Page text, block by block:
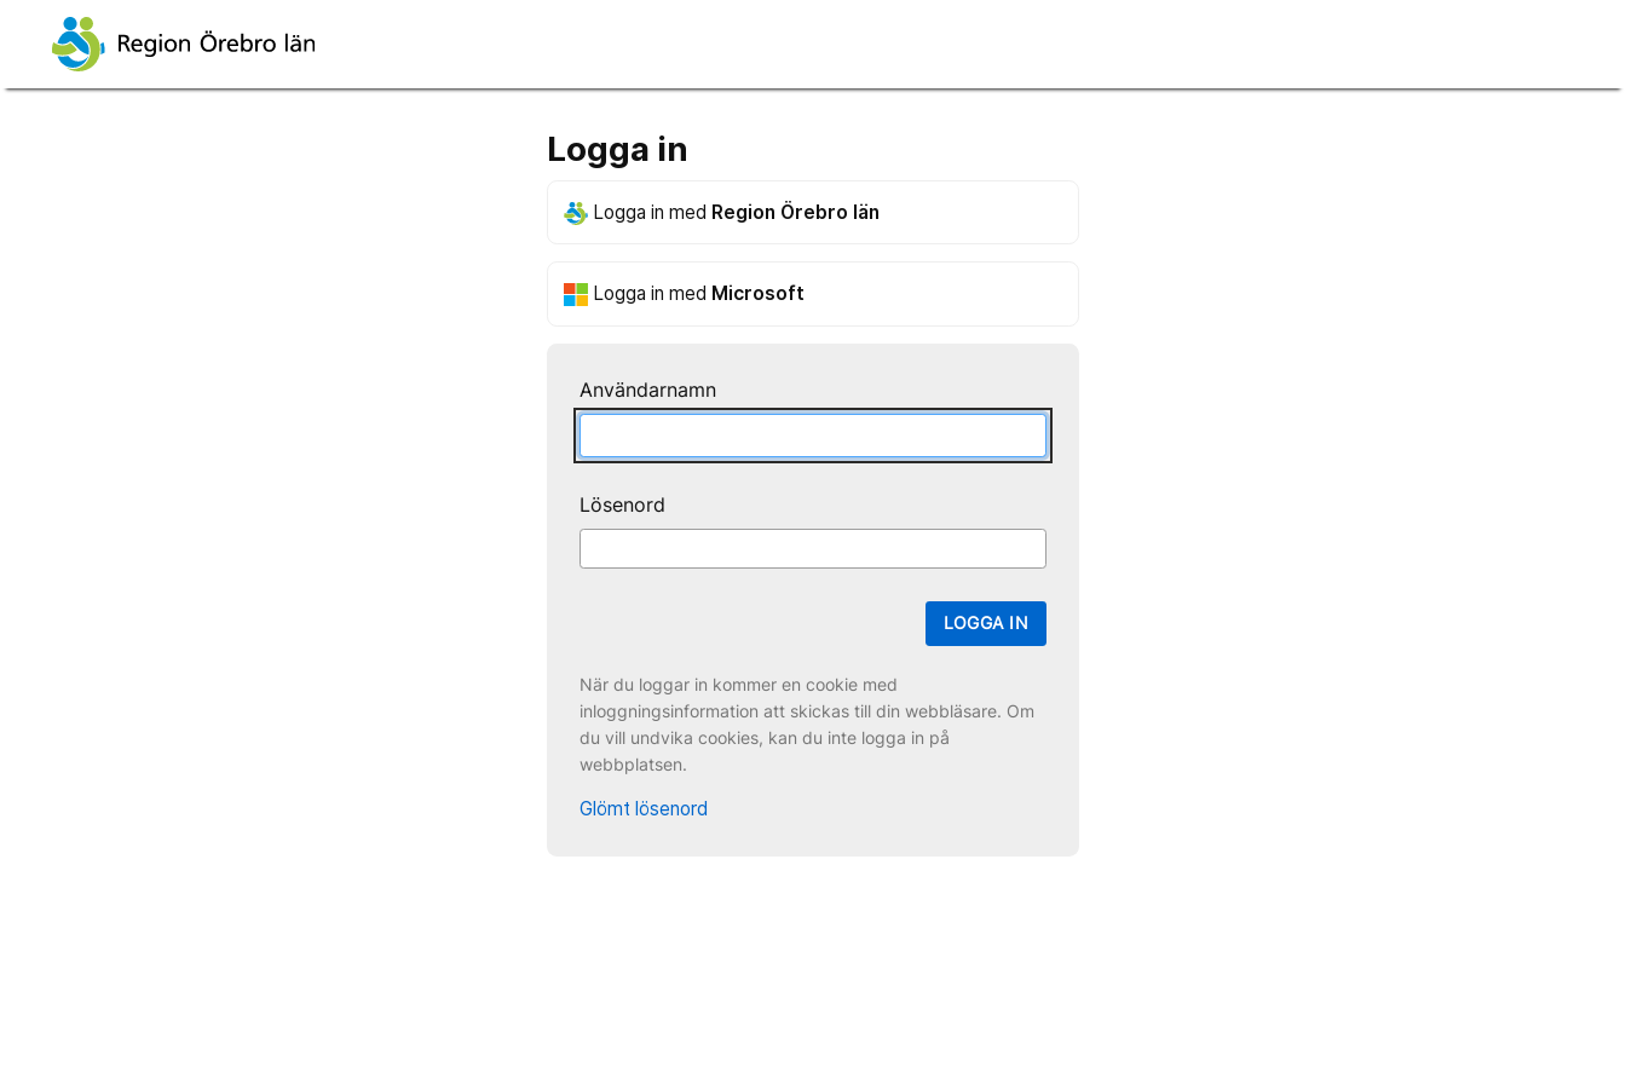
Logga in
Logga in med Region Örebro län
Logga in med Microsoft
Användarnamn
Lösenord
LOGGA IN
När du loggar in kommer en cookie med
inloggningsinformation att skickas till din webbläsare. Om
du vill undvika cookies, kan du inte logga in på
webbplatsen.
Glömt lösenord